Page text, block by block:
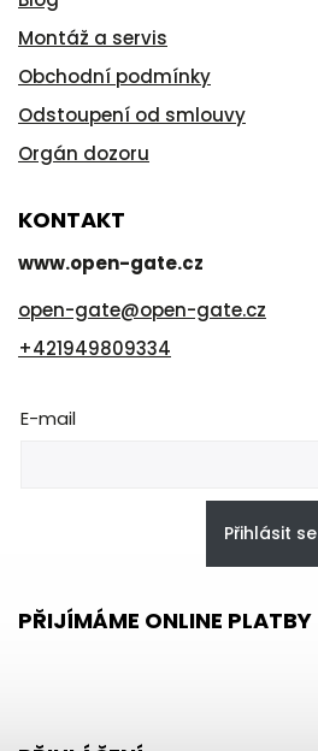
Montáž a servis
Obchodní podmínky
Odstoupení od smlouvy
Orgán dozoru
KONTAKT
www.open-gate.cz
open-gate@open-gate.cz
+421949809334
E-mail
Přihlásit se
PŘIJÍMÁME ONLINE PLATBY